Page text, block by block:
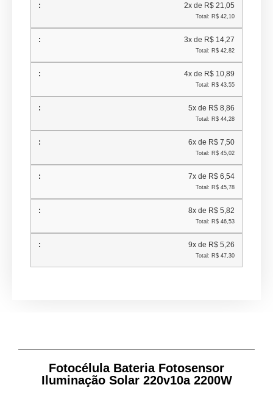
2x de R$ 21,05
Total: R$ 42,10
3x de R$ 14,27
Total: R$ 42,82
4x de R$ 10,89
Total: R$ 43,55
5x de R$ 8,86
Total: R$ 44,28
6x de R$ 7,50
Total: R$ 45,02
7x de R$ 6,54
Total: R$ 45,78
8x de R$ 5,82
Total: R$ 46,53
9x de R$ 5,26
Total: R$ 47,30
Fotocélula Bateria Fotosensor
Iluminação Solar 220v10a 2200W